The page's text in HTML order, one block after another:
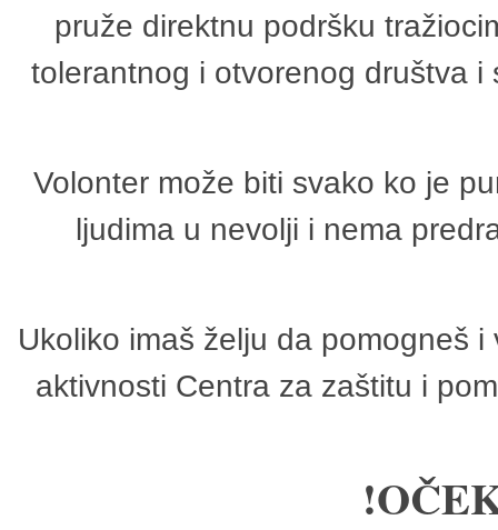
pruže direktnu podršku
tolerantnog i otvorenog društva
Volonter može biti svako ko je
ljudima u nevolji i nema
Ukoliko imaš želju da pomogneš
aktivnosti Centra za zaštitu i